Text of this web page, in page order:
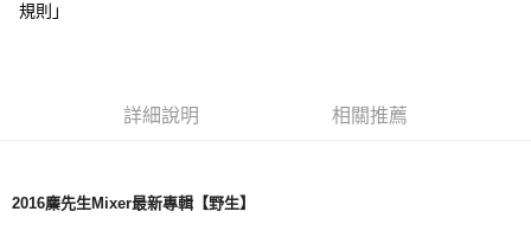
悠遊付
運送方式
規則」
詳細說明 相關推薦
2016麋先生Mixer最新專輯【野生】